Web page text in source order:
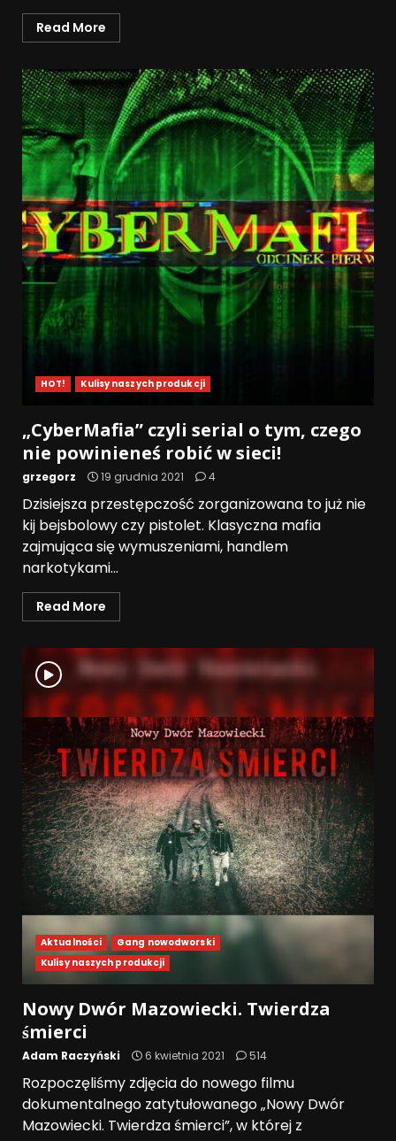
Read More
HOT! Kulisy naszych produkcji
„CyberMafia” czyli serial o tym, czego
nie powinieneś robić w sieci!
grzegorz 19 grudnia 2021 4
Dzisiejsza przestępczość zorganizowana to już nie
kij bejsbolowy czy pistolet. Klasyczna mafia
zajmująca się wymuszeniami, handlem
narkotykami...
Read More
Aktualności
Gang nowodworski
Kulisy naszych produkcji
Nowy Dwór Mazowiecki. Twierdza
śmierci
Adam Raczyński 6 kwietnia 2021 514
Rozpoczęliśmy zdjęcia do nowego filmu
dokumentalnego zatytułowanego „Nowy Dwór
Mazowiecki. Twierdza śmierci”, w której z